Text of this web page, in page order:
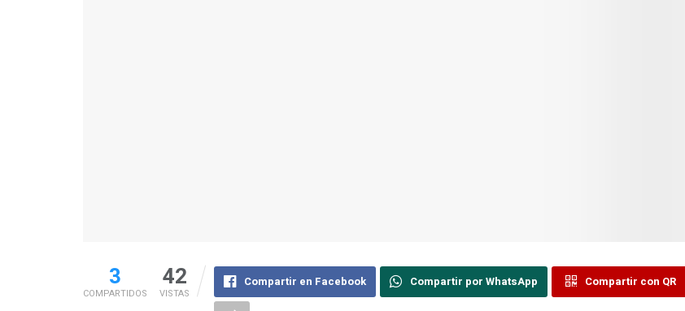
3
COMPARTIDOS
42
VISTAS
Compartir en Facebook Compartir por WhatsApp Compartir con QR